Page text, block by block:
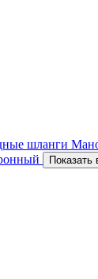
шланги
Показать